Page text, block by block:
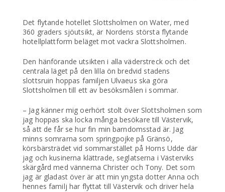
Det flytande hotellet Slottsholmen on Water, med
360 graders sjöutsikt, är Nordens största flytande
hotellplattform beläget mot vackra Slottsholmen.
Den hänförande utsikten i alla väderstreck och det
centrala läget på den lilla ön bredvid stadens
slottsruin hoppas familjen Ulvaeus ska göra
Slottsholmen till ett av besöksmålen i sommar.
– Jag känner mig oerhört stolt över Slottsholmen som
jag hoppas ska locka många besökare till Västervik,
så att de får se hur fin min barndomsstad är. Jag
minns somrarna som springpojke på Gränsö,
körsbärsträdet vid sommarstället på Horns Udde där
jag och kusinerna klättrade, seglatserna i Västerviks
skärgård med vännerna Christer och Tony. Det som
jag är gladast över är att min yngsta dotter Anna och
hennes familj har flyttat till Västervik och driver hela